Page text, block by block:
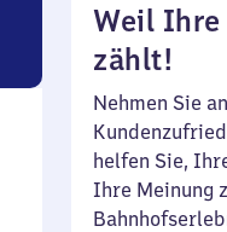
Weil
zählt!
Nehmen Sie
helfen Sie,
Ihre Meinung